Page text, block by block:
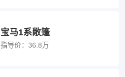
宝马1系敞篷
指导价： 36.8万